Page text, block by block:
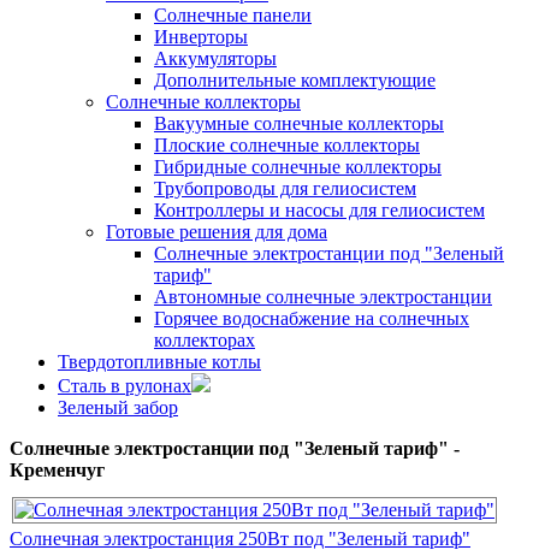
Солнечные панели
Инверторы
Аккумуляторы
Дополнительные комплектующие
Солнечные коллекторы
Вакуумные солнечные коллекторы
Плоские солнечные коллекторы
Гибридные солнечные коллекторы
Трубопроводы для гелиосистем
Контроллеры и насосы для гелиосистем
Готовые решения для дома
Солнечные электростанции под "Зеленый
тариф"
Автономные солнечные электростанции
Горячее водоснабжение на солнечных
коллекторах
Твердотопливные котлы
Сталь в рулонах
Зеленый забор
Солнечные электростанции под "Зеленый тариф" -
Кременчуг
Солнечная электростанция 250Вт под "Зеленый тариф"